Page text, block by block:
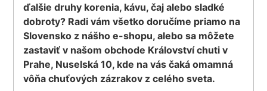
ďalšie druhy korenia, kávu, čaj alebo sladké
dobroty? Radi vám všetko doručíme priamo na
Slovensko z nášho e-shopu, alebo sa môžete
zastaviť v našom obchode Království chuti v
Prahe, Nuselská 10, kde na vás čaká omamná
vôňa chuťových zázrakov z celého sveta.